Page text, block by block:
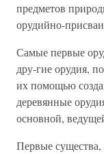
предметов
орудийно-
Самые первые
дру-гие орудия,
их помощью
деревянные
основной,
Первые существа,